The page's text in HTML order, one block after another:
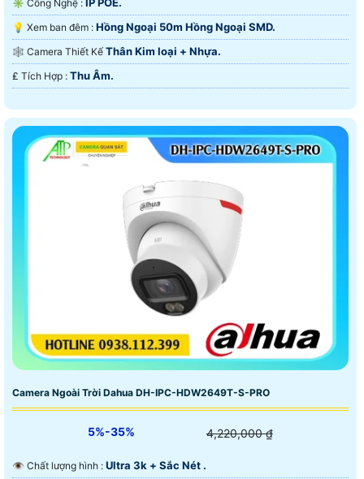
✳️ Công Nghệ : IP POE.
💡 Xem ban đêm : Hồng Ngoại 50m Hồng Ngoại SMD.
🕸️ Camera Thiết Kế Thân Kim loại + Nhựa.
️₤ Tích Hợp : Thu Âm.
Camera Ngoài Trời Dahua DH-IPC-HDW2649T-S-PRO
5%-35% 4,220,000 ₫
👁 Chất lượng hình : Ultra 3k + Sắc Nét .